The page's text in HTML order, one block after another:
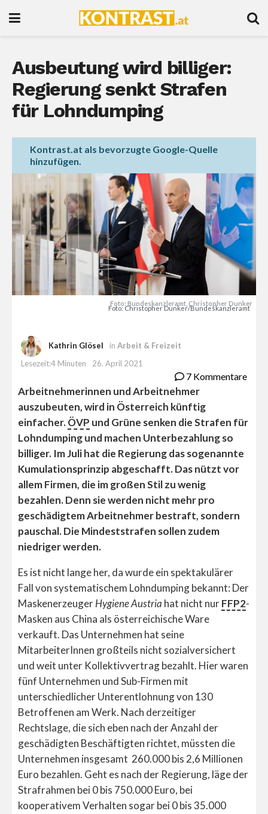
Ausbeutung wird billiger:
Regierung senkt Strafen
für Lohndumping
Kontrast.at als bevorzugte Google-Quelle
hinzufügen.
Foto: Bundeskanzleramt, Christopher Dunker
Foto: Christopher Dunker/Bundeskanzleramt
Kathrin Glösel in Arbeit & Freizeit
Lesezeit:4 Minuten
26. April 2021
7 Kommentare
Arbeitnehmerinnen und Arbeitnehmer
auszubeuten, wird in Österreich künftig
einfacher.ÖVP und Grüne senken die Strafen für
Lohndumping und machen Unterbezahlung so
billiger. Im Juli hat die Regierung das sogenannte
Kumulationsprinzip abgeschafft. Das nützt vor
allem Firmen, die im großen Stil zu wenig
bezahlen. Denn sie werden nicht mehr pro
geschädigtem Arbeitnehmer bestraft, sondern
pauschal. Die Mindeststrafen sollen zudem
niedriger werden.
Es ist nicht lange her, da wurde ein spektakulärer
Fall von systematischem Lohndumping bekannt: Der
MaskenerzeugerHygiene Austria hat nicht nurFFP2-
Masken aus China als österreichische Ware
verkauft. Das Unternehmen hat seine
MitarbeiterInnen großteils nicht sozialversichert
und weit unter Kollektivvertrag bezahlt. Hier waren
fünf Unternehmen und Sub-Firmen mit
unterschiedlicher Unterentlohnung von 130
Betroffenen am Werk. Nach derzeitiger
Rechtslage, die sich eben nach der Anzahl der
geschädigten Beschäftigten richtet, müssten die
Unternehmen insgesamt 260.000 bis 2,6 Millionen
Euro bezahlen. Geht es nach der Regierung, läge der
Strafrahmen bei 0 bis 750.000 Euro, bei
kooperativem Verhalten sogar bei 0 bis 35.000